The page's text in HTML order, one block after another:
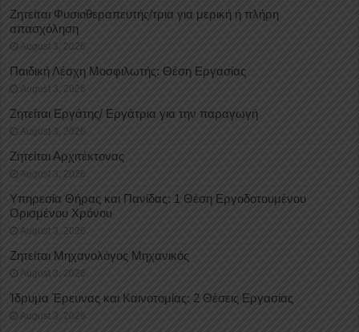
Ζητείται Φυσιοθεραπευτής/τρια για μερική ή πλήρη
απασχόληση
August 3, 2026
Παιδική Λέσχη Μοσφιλωτής: Θέση Εργασίας
August 3, 2026
Ζητείται Εργάτης/ Εργάτρια για την παραγωγή
August 3, 2026
Ζητείται Αρχιτέκτονας
August 3, 2026
Υπηρεσία Θήρας και Πανίδας: 1 Θέση Eργοδοτουμένου
Oρισμένου Xρόνου
August 3, 2026
Ζητείται Μηχανολόγος Μηχανικός
August 3, 2026
Ίδρυμα Έρευνας και Καινοτομίας: 2 Θέσεις Εργασίας
August 3, 2026